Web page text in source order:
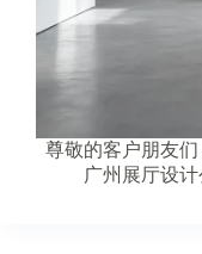
尊敬的客户朋友
广州展厅设计